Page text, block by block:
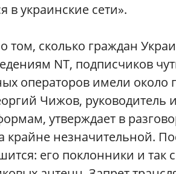
в украинские сети».
сколько граждан
NT, подписчиков
операторов имели
Чижов, руководитель
утверждает в
крайне незначительной.
его поклонники и так